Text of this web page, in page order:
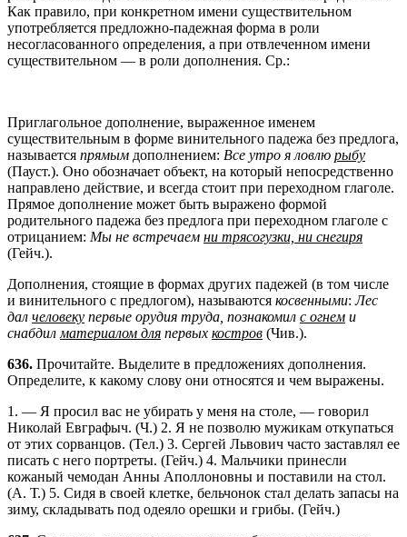
Как правило, при конкретном имени существительном
употребляется предложно-падежная форма в роли
несогласованного определения, а при отвлеченном имени
существительном — в роли дополнения. Ср.:
Приглагольное дополнение, выраженное именем
существительным в форме винительного падежа без предлога,
называется прямым дополнением: Все утро я ловлю рыбу
(Пауст.). Оно обозначает объект, на который непосредственно
направлено действие, и всегда стоит при переходном глаголе.
Прямое дополнение может быть выражено формой
родительного падежа без предлога при переходном глаголе с
отрицанием: Мы не встречаем ни трясогузки, ни снегиря
(Гейч.).
Дополнения, стоящие в формах других падежей (в том числе
и винительного с предлогом), называются косвенными:Лес
дал человеку первые орудия труда, познакомил с огнем и
снабдил материалом для первых костров (Чив.).
636. Прочитайте. Выделите в предложениях дополнения.
Определите, к какому слову они относятся и чем выражены.
1. — Я просил вас не убирать у меня на столе, — говорил
Николай Евграфыч. (Ч.) 2. Я не позволю мужикам откупаться
от этих сорванцов. (Тел.) 3. Сергей Львович часто заставлял ее
писать с него портреты. (Гейч.) 4. Мальчики принесли
кожаный чемодан Анны Аполлоновны и поставили на стол.
(А. Т.) 5. Сидя в своей клетке, бельчонок стал делать запасы на
зиму, складывать под одеяло орешки и грибы. (Гейч.)